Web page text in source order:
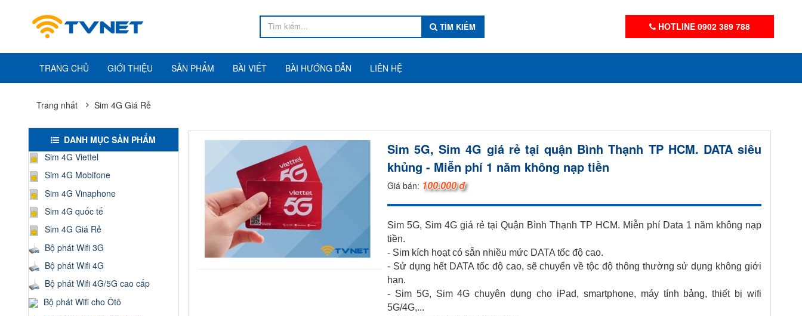
TÌM KIẾM HOTLINE 0902 389 788
TRANG CHỦ GIỚI THIỆU SẢN PHẨM BÀI VIẾT BÀI HƯỚNG DẪN LIÊN HỆ
Trang nhất Sim 4G Giá Rẻ
Sim 5G, Sim 4G giá rẻ tại quận Bình Thạnh TP HCM. DATA siêu
khủng - Miễn phí 1 năm không nạp tiền
Giá bán: 100.000 đ
Sim 5G, Sim 4G giá rẻ tại Quận Bình Thạnh TP HCM. Miễn phí Data 1 năm không nạp
tiền.
- Sim kích hoạt có sẵn nhiều mức DATA tốc độ cao.
- Sử dụng hết DATA tốc độ cao, sẽ chuyển về tộc độ thông thường sử dụng không giới
hạn.
- Sim 5G, Sim 4G chuyên dụng cho iPad, smartphone, máy tính bảng, thiết bị wifi
5G/4G,...
DANH MỤC SẢN PHẨM
Sim 4G Viettel
Sim 4G Mobifone
Sim 4G Vinaphone
Sim 4G quốc tế
Sim 4G Giá Rẻ
Bộ phát Wifi 3G
Bộ phát Wifi 4G
Bộ phát Wifi 4G/5G cao cấp
Bộ phát Wifi cho Ôtô